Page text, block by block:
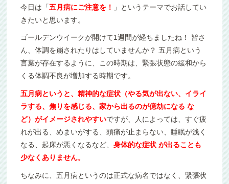
今日は「五月病にご注意を！
」というテーマでお話してい
きたいと思います。
ゴールデンウイークが開けて1週間が経ちましたね！ 皆さ
ん、体調を崩されたりはしていませんか？ 五月病という
言葉が存在するように、この時期は、緊張状態の緩和から
くる体調不良が増加する時期です。
五月病というと、精神的な症状（やる気が出ない、イライ
ラする、焦りを感じる、家から出るのが億劫になる な
ど）がイメージされやすいですが、人によっては、すぐ疲
れが出る、めまいがする、頭痛が止まらない、睡眠が浅く
なる、起床が悪くなるなど、身体的な症状 が出ることも
少なくありません。
ちなみに、五月病というのは正式な病名ではなく、緊張状